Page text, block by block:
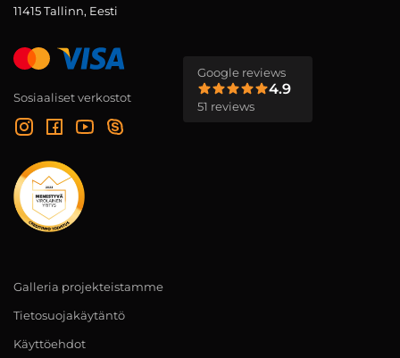
11415 Tallinn, Eesti
Sosiaaliset verkostot
Google reviews
4.9
51 reviews
Galleria projekteistamme
Tietosuojakäytäntö
Käyttöehdot